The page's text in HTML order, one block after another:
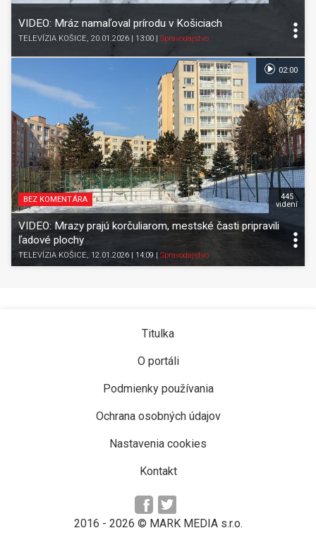
VIDEO: Mráz namaľoval prírodu v Košiciach
TELEVÍZIA KOŠICE, 20.01.2026 | 13:00 Spravodajstvo
BEZ KOMENTÁRA
VIDEO: Mrazy prajú korčuliarom, mestské časti pripravili
ľadové plochy
TELEVÍZIA KOŠICE, 12.01.2026 | 14:09 Spravodajstvo
445
videní
02:00
Titulka
O portáli
Podmienky používania
Ochrana osobných údajov
Nastavenia cookies
Kontakt
2016 - 2026 © MARK MEDIA s.r.o.